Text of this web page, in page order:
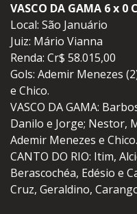
VASCO DA GAMA 6 x 0
Local: São Januário
Juiz: Mário Vianna
Renda: Cr$ 58.015,00
Gols: Ademir Menezes
e Chico.
VASCO DA GAMA:
Danilo e Jorge; Nestor,
Ademir Menezes e Chico.
CANTO DO RIO: Itim,
Berascochéa, Edésio e
Cruz, Geraldino,